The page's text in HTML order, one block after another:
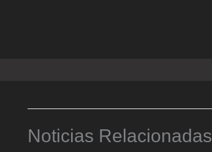
Noticias Relacionadas